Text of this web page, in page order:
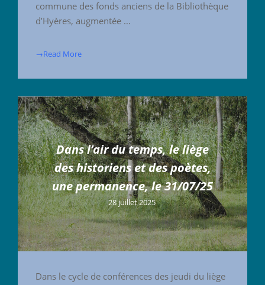
commune des fonds anciens de la Bibliothèque
d’Hyères, augmentée …
→Read More
Dans l’air du temps, le liège
des historiens et des poètes,
une permanence, le 31/07/25
28 juillet 2025
Dans le cycle de conférences des jeudi du liège